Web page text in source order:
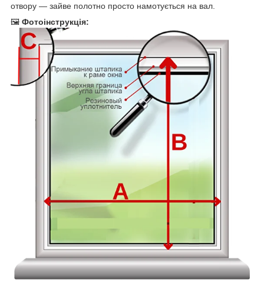
отвору — зайве полотно просто намотується на вал.
🖼 Фотоінструкція: